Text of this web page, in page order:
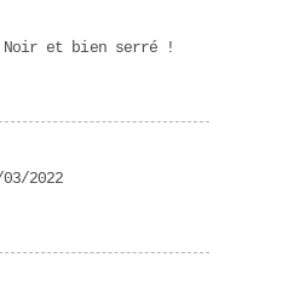
Noir et bien serré !
2022